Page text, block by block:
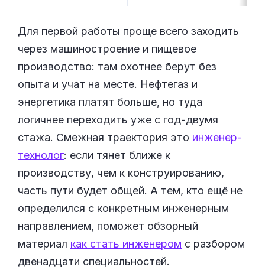
Для первой работы проще всего заходить
через машиностроение и пищевое
производство: там охотнее берут без
опыта и учат на месте. Нефтегаз и
энергетика платят больше, но туда
логичнее переходить уже с год-двумя
стажа. Смежная траектория это инженер-
технолог: если тянет ближе к
производству, чем к конструированию,
часть пути будет общей. А тем, кто ещё не
определился с конкретным инженерным
направлением, поможет обзорный
материал как стать инженером с разбором
двенадцати специальностей.